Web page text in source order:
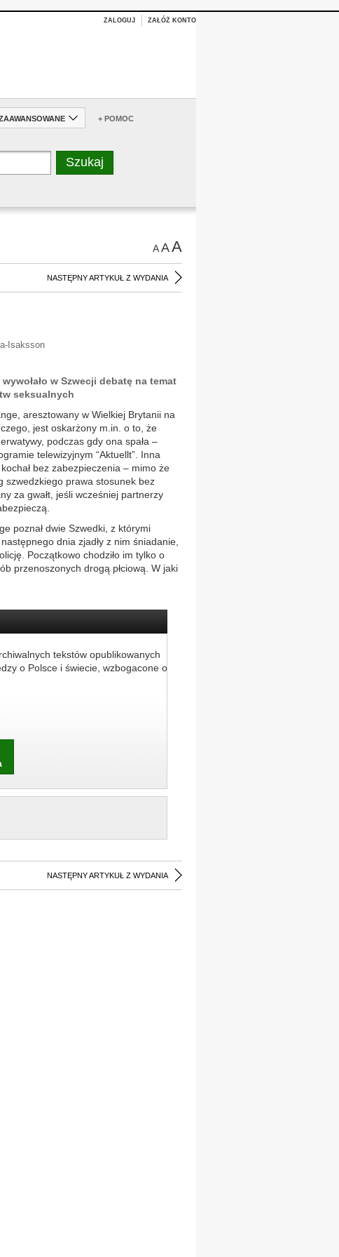
ZALOGUJ ZAŁÓŻ KONTO
+ POMOC
AAA
NASTĘPNY ARTYKUŁ Z WYDANIA
Isaksson
w Szwecji debatę na temat
seksualnych
aresztowany w Wielkiej Brytanii na
jest oskarżony m.in. o to, że
podczas gdy ona spała –
telewizyjnym “Aktuellt”. Inna
bez zabezpieczenia – mimo że
szwedzkiego prawa stosunek bez
za gwałt, jeśli wcześniej partnerzy
poznał dwie Szwedki, z którymi
dnia zjadły z nim śniadanie,
Początkowo chodziło im tylko o
przenoszonych drogą płciową. W jaki
tekstów opublikowanych
o Polsce i świecie, wzbogacone o
NASTĘPNY ARTYKUŁ Z WYDANIA